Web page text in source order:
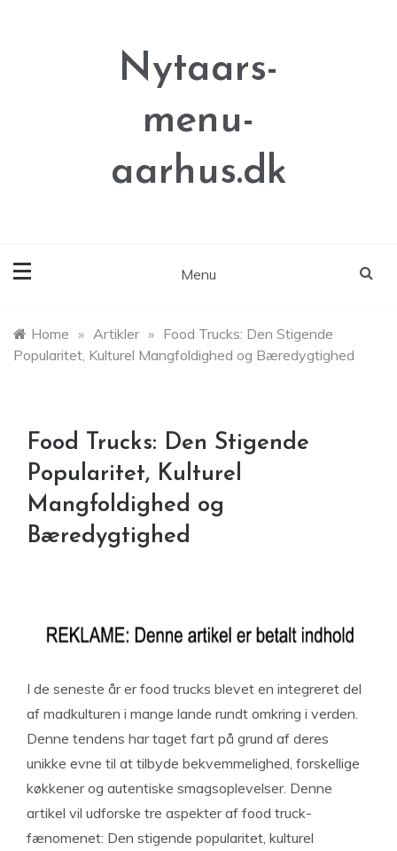
Nytaars-
menu-
aarhus.dk
Menu
Home » Artikler » Food Trucks: Den Stigende
Popularitet, Kulturel Mangfoldighed og Bæredygtighed
Food Trucks: Den Stigende
Popularitet, Kulturel
Mangfoldighed og
Bæredygtighed
I de seneste år er food trucks blevet en integreret del
af madkulturen i mange lande rundt omkring i verden.
Denne tendens har taget fart på grund af deres
unikke evne til at tilbyde bekvemmelighed, forskellige
køkkener og autentiske smagsoplevelser. Denne
artikel vil udforske tre aspekter af food truck-
fænomenet: Den stigende popularitet, kulturel